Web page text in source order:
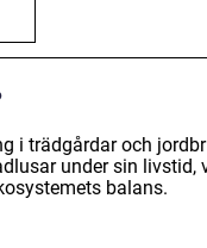
i trädgårdar och
under sin livstid,
balans.